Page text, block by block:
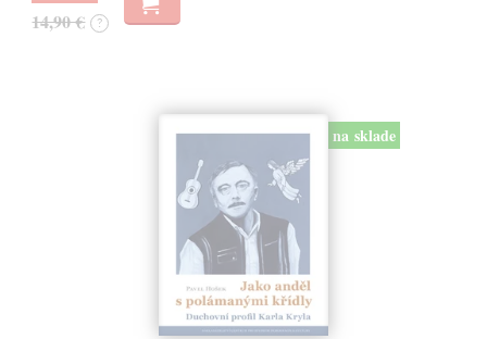
14,90 € ?
na sklade